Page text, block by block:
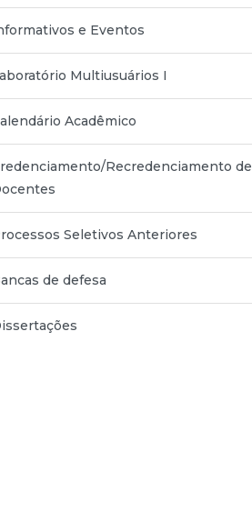
e Eventos
Multiusuários I
Acadêmico
Recredenciamento de
Seletivos Anteriores
de defesa